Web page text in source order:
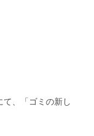
、「ゴミの新し